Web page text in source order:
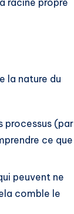
racine propre
la nature du
processus (par
ce que
peuvent ne
comble le